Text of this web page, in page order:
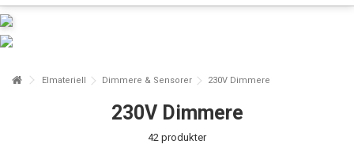
Elmateriell Dimmere & Sensorer 230V Dimmere
230V Dimmere
42 produkter